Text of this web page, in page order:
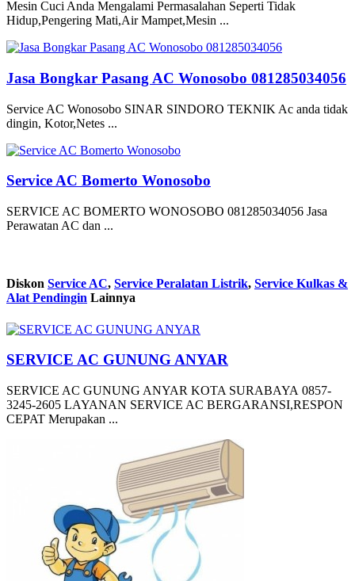
Mesin Cuci Anda Mengalami Permasalahan Seperti Tidak
Hidup,Pengering Mati,Air Mampet,Mesin ...
Jasa Bongkar Pasang AC Wonosobo 081285034056
Service AC Wonosobo SINAR SINDORO TEKNIK Ac anda tidak
dingin, Kotor,Netes ...
Service AC Bomerto Wonosobo
SERVICE AC BOMERTO WONOSOBO 081285034056 Jasa
Perawatan AC dan ...
Diskon Service AC, Service Peralatan Listrik, Service Kulkas &
Alat Pendingin Lainnya
SERVICE AC GUNUNG ANYAR
SERVICE AC GUNUNG ANYAR KOTA SURABAYA 0857-
3245-2605 LAYANAN SERVICE AC BERGARANSI,RESPON
CEPAT Merupakan ...